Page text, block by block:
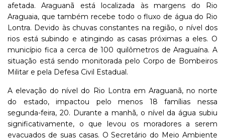
afetada. Araguanã está localizada às margens do Rio
Araguaia, que também recebe todo o fluxo de água do Rio
Lontra. Devido às chuvas constantes na região, o nível dos
rios está subindo e atingindo as casas próximas a eles. O
município fica a cerca de 100 quilômetros de Araguaína. A
situação está sendo monitorada pelo Corpo de Bombeiros
Militar e pela Defesa Civil Estadual.
A elevação do nível do Rio Lontra em Araguanã, no norte
do estado, impactou pelo menos 18 famílias nessa
segunda-feira, 20. Durante a manhã, o nível da água subiu
significativamente, o que levou os moradores a serem
evacuados de suas casas. O Secretário do Meio Ambiente